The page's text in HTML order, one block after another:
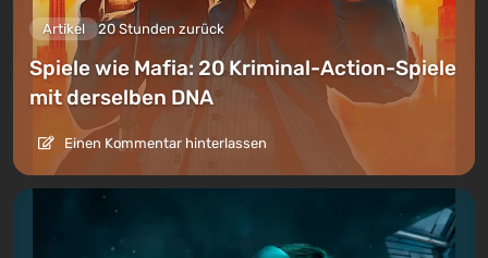
Artikel 20 Stunden zurück
Spiele wie Mafia: 20 Kriminal-Action-Spiele
mit derselben DNA
Einen Kommentar hinterlassen